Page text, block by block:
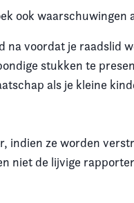
ook waarschuwingen
na voordat je raadslid
stukken te
als je kleine
indien ze worden
niet de lijvige